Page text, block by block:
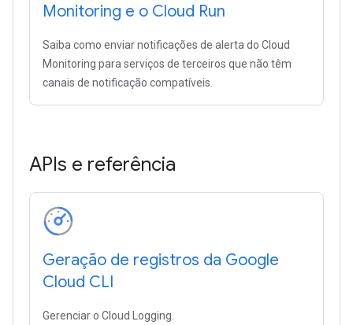
Monitoring e o Cloud Run
Saiba como enviar notificações de alerta do Cloud
Monitoring para serviços de terceiros que não têm
canais de notificação compatíveis.
APIs e referência
Geração de registros da Google
Cloud CLI
Gerenciar o Cloud Logging.